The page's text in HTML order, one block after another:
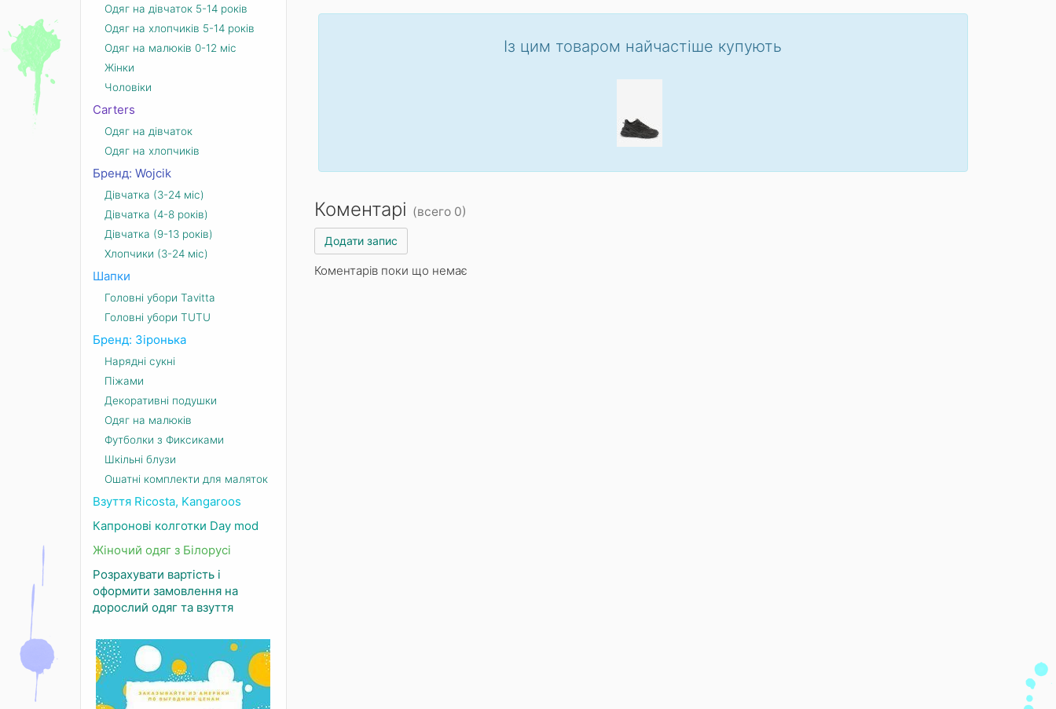
Із цим товаром найчастіше купують
Коментарі (всего 0)
Додати запис
Коментарів поки що немає
Одяг на дівчаток 5-14 років
Одяг на хлопчиків 5-14 років
Одяг на малюків 0-12 міс
Жінки
Чоловіки
Carters
Одяг на дівчаток
Одяг на хлопчиків
Бренд: Wojcik
Дівчатка (3-24 міс)
Дівчатка (4-8 років)
Дівчатка (9-13 років)
Хлопчики (3-24 міс)
Шапки
Головні убори Tavitta
Головні убори TUTU
Бренд: Зіронька
Нарядні сукні
Піжами
Декоративні подушки
Одяг на малюків
Футболки з Фиксиками
Шкільні блузи
Ошатні комплекти для маляток
Взуття Ricosta, Kangaroos
Капронові колготки Day mod
Жіночий одяг з Білорусі
Розрахувати вартість і
оформити замовлення на
дорослий одяг та взуття